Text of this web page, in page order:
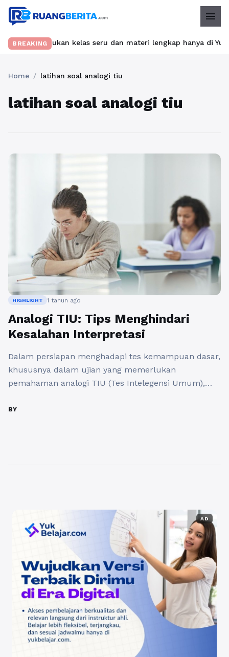
menu
BREAKING
Temukan kelas seru dan materi lengkap hanya di
Home / latihan soal analogi tiu
latihan soal analogi tiu
HIGHLIGHT 1 tahun ago
Analogi TIU: Tips Menghindari
Kesalahan Interpretasi
Dalam persiapan menghadapi tes kemampuan dasar,
khususnya dalam ujian yang memerlukan
pemahaman analogi TIU (Tes Intelegensi Umum),
baik mekanisme dan cara menjawab soal-soal yang
BY
AD